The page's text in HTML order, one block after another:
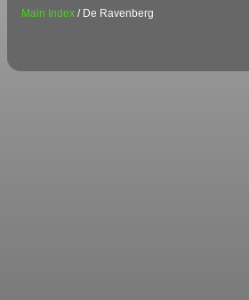
Main Index / De Ravenberg